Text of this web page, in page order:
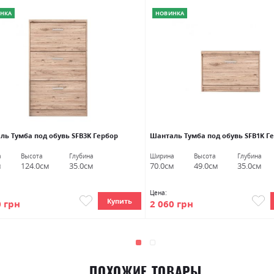
Тумба под обувь SFB3K Гербор
Высота
124.0см
Глубина
35.0см
грн Купить
НОВИНКА
Шанталь Тумба под обувь SFB1K
Ширина
70.0см
Высота
49.0см
Глубина
35.0см
Цена:
2 060 грн